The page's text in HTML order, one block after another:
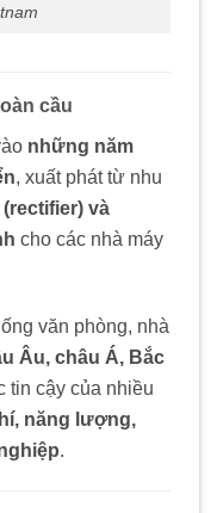
cầu
những năm
, xuất phát từ nhu
và
cho các nhà máy
văn phòng, nhà
Âu, châu Á, Bắc
tin cậy của nhiều
năng lượng,
.